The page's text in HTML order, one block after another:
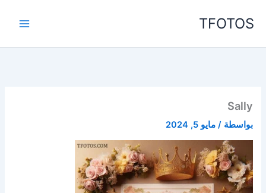
TFOTOS
Sally
بواسطة /مايو 5, 2024